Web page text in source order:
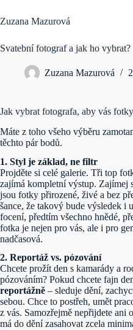
to
content
Zuzana Mazurová
Svatební fotograf a jak ho vybrat?
Zuzana Mazurová
Jak vybrat fotografa, aby vás
Máte z toho všeho výběru
těchto pár bodů.
1. Styl je základ, ne filtr
Projděte si celé galerie. Tři top
zajímá kompletní výstup. Zajímej
jsou fotky přirozené, živé a bez
šance, že takový bude výsledek i
focení, předtím všechno hnědé,
fotka je nejen pro vás, ale i pro
nadčasová.
2. Reportáž vs. pózování
Chcete prožít den s kamarády a
pózováním? Pokud chcete fajn
reportážně – sleduje dění,
sebou. Chce to postřeh, umět
z vás. Samozřejmě nepřijdete ani
má do dění zasahovat zcela